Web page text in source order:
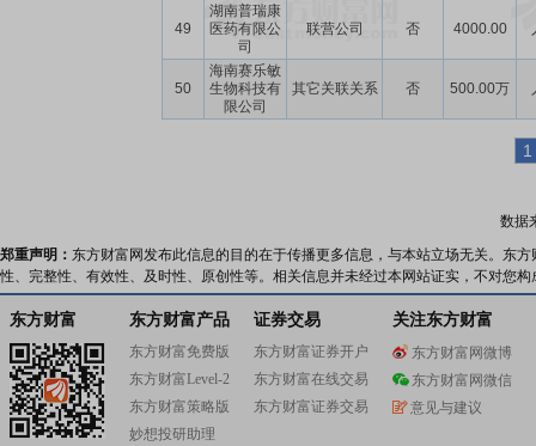
49
湖南普瑞康
医药有限公
司
联营公司 否 4000.00
50
海南赛乐敏
生物科技有
限公司
其它关联关系 否 500.00万
1
数据
郑重声明： 东方财富网发布此信息的目的在于传播更多信息，与本站立场无关。东
性、完整性、有效性、及时性、原创性等。相关信息并未经过本网站证实，不对您
东方财富 东方财富产品
东方财富免费版
东方财富Level-2
东方财富策略版
妙想投研助理
证券交易
东方财富证券开户
东方财富在线交易
东方财富证券交易
关注东方财富
东方财富网微博
东方财富网微信
意见与建议